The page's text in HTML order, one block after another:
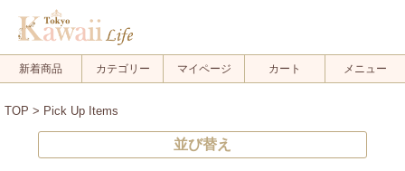
新着商品 カテゴリー マイページ カート メニュー
TOP > Pick Up Items
並び替え